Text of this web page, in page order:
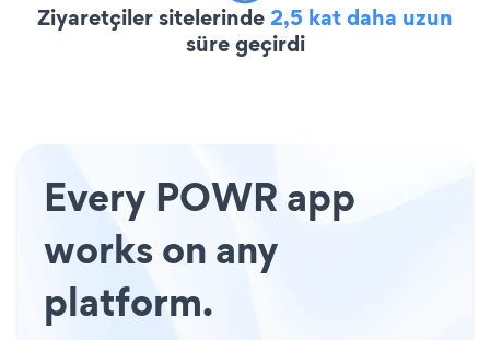
Ziyaretçiler sitelerinde2,5 kat daha uzun
süre geçirdi
Every POWR app
works on any
platform.